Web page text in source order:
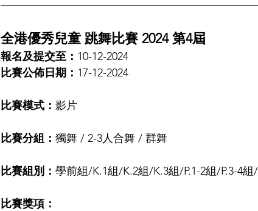
全港優秀兒童 跳舞比賽 2024 第4屆
報名及提交至： 10-12-2024
比賽公佈日期： 17-12-2024
比賽模式： 影片
比賽分組： 獨舞 / 2-3人合舞 / 群舞
比賽組別： 學前組/K.1組/K.2組/K.3組/P.1-2組/P.3-4組
比賽獎項：